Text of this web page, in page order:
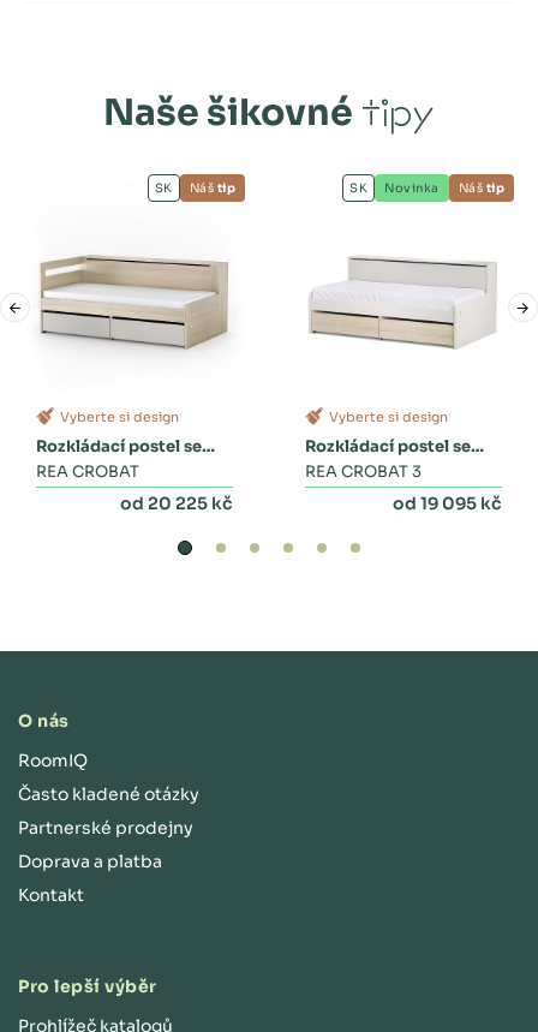
Naše šikovné tipy
Vyberte si design
Rozkládací postel se
zásuvkami
REA CROBAT
od 20 225 kč
SK Náš tip
Vyberte si design
Rozkládací postel se
dvěma zásuvkami a
REA CROBAT 3
od 19 095 kč
SK Novinka Náš tip
O nás
RoomIQ
Často kladené otázky
Partnerské prodejny
Doprava a platba
Kontakt
Pro lepší výběr
Prohlížeč katalogů